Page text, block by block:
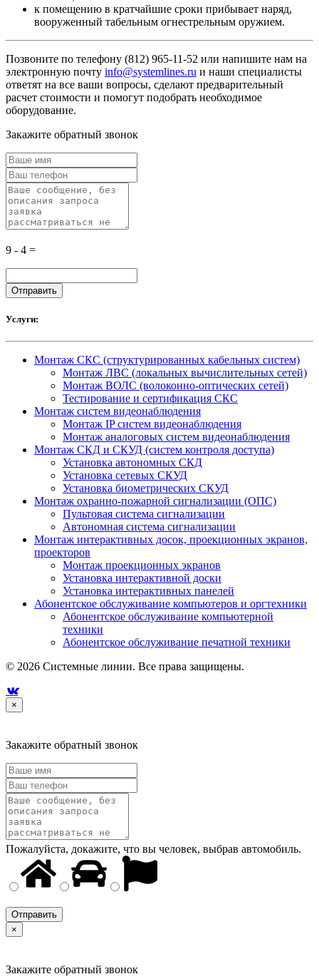
к помещению в кратчайшие сроки прибывает наряд,
вооруженный табельным огнестрельным оружием.
Позвоните по телефону (812) 965-11-52 или напишите нам на
электронную почту info@systemlines.ru и наши специалисты
ответят на все ваши вопросы, сделают предварительный
расчет стоимости и помогут подобрать необходимое
оборудование.
Закажите обратный звонок
9 - 4 =
Услуги:
Монтаж СКС (структурированных кабельных систем)
Монтаж ЛВС (локальных вычислительных сетей)
Монтаж ВОЛС (волоконно-оптических сетей)
Тестирование и сертификация СКС
Монтаж систем видеонаблюдения
Монтаж IP систем видеонаблюдения
Монтаж аналоговых систем видеонаблюдения
Монтаж СКД и СКУД (систем контроля доступа)
Установка автономных СКД
Установка сетевых СКУД
Установка биометрических СКУД
Монтаж охранно-пожарной сигнализации (ОПС)
Пультовая система сигнализации
Автономная система сигнализации
Монтаж интерактивных досок, проекционных экранов,
проекторов
Монтаж проекционных экранов
Установка интерактивной доски
Установка интерактивных панелей
Абонентское обслуживание компьютеров и оргтехники
Абонентское обслуживание компьютерной
техники
Абонентское обслуживание печатной техники
© 2026 Системные линии. Все права защищены.

×
Закажите обратный звонок
Пожалуйста, докажите, что вы человек, выбрав автомобиль.
×
Закажите обратный звонок